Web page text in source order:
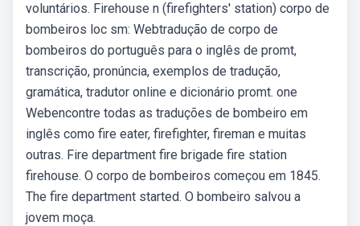
voluntários. Firehouse n (firefighters' station) corpo de
bombeiros loc sm: Webtradução de corpo de
bombeiros do português para o inglês de promt,
transcrição, pronúncia, exemplos de tradução,
gramática, tradutor online e dicionário promt. one
Webencontre todas as traduções de bombeiro em
inglês como fire eater, firefighter, fireman e muitas
outras. Fire department fire brigade fire station
firehouse. O corpo de bombeiros começou em 1845.
The fire department started. O bombeiro salvou a
jovem moça.